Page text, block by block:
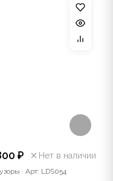
₽ Нет в наличии
· Арт: LDS054